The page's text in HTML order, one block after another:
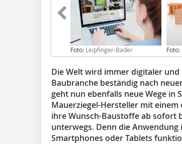
Foto: Leipfinger-Bader Foto:
Die Welt wird immer digitaler und
Baubranche beständig nach
geht nun ebenfalls neue Wege in
Mauerziegel-Hersteller mit einem
ihre Wunsch-Baustoffe ab sofort
unterwegs. Denn die
Smartphones oder Tablets